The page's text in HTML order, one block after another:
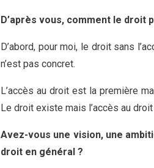
D’après vous, comment le droit
D’abord, pour moi, le droit sans
n’est pas concret.
L’accès au droit est la première
Le droit existe mais l’accès au
Avez-vous une vision, une
droit en général ?